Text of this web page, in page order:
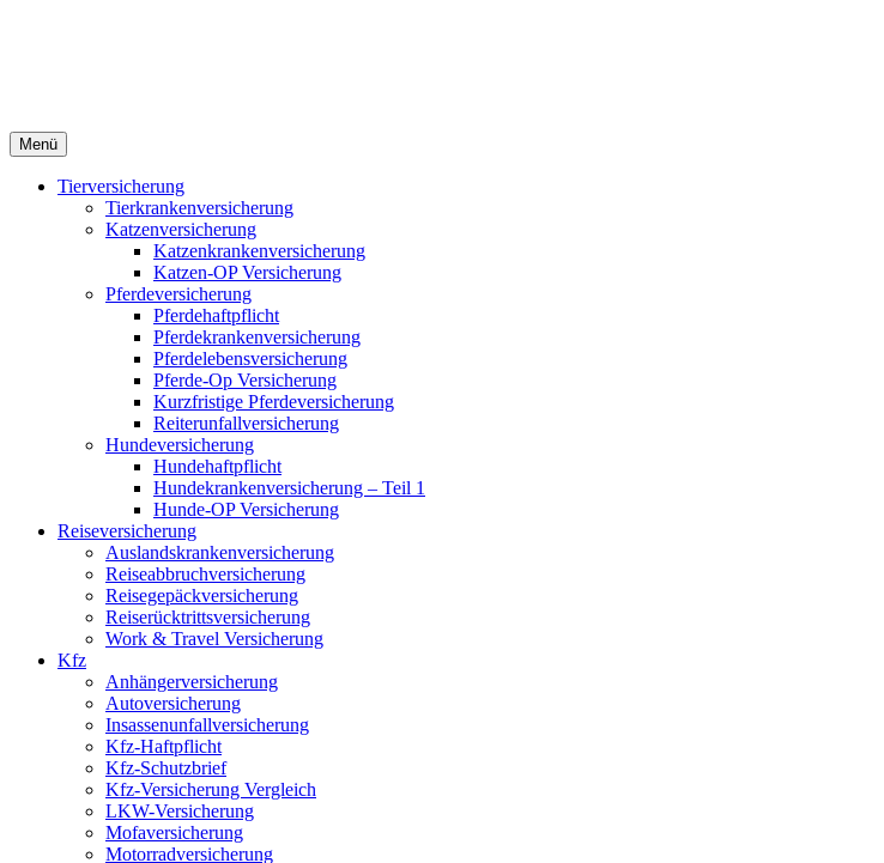
Menü
Tierversicherung
Tierkrankenversicherung
Katzenversicherung
Katzenkrankenversicherung
Katzen-OP Versicherung
Pferdeversicherung
Pferdehaftpflicht
Pferdekrankenversicherung
Pferdelebensversicherung
Pferde-Op Versicherung
Kurzfristige Pferdeversicherung
Reiterunfallversicherung
Hundeversicherung
Hundehaftpflicht
Hundekrankenversicherung – Teil 1
Hunde-OP Versicherung
Reiseversicherung
Auslandskrankenversicherung
Reiseabbruchversicherung
Reisegepäckversicherung
Reiserücktrittsversicherung
Work & Travel Versicherung
Kfz
Anhängerversicherung
Autoversicherung
Insassenunfallversicherung
Kfz-Haftpflicht
Kfz-Schutzbrief
Kfz-Versicherung Vergleich
LKW-Versicherung
Mofaversicherung
Motorradversicherung